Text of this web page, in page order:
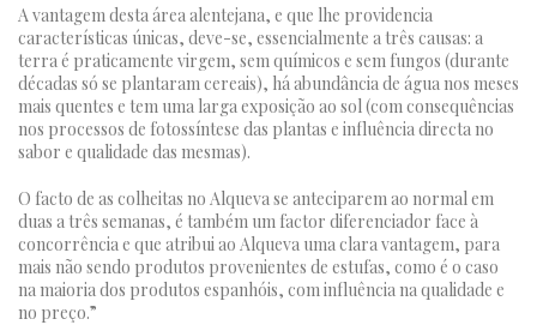
A vantagem desta área alentejana, e que lhe providencia
características únicas, deve-se, essencialmente a três causas: a
terra é praticamente virgem, sem químicos e sem fungos (durante
décadas só se plantaram cereais), há abundância de água nos meses
mais quentes e tem uma larga exposição ao sol (com consequências
nos processos de fotossíntese das plantas e influência directa no
sabor e qualidade das mesmas).
O facto de as colheitas no Alqueva se anteciparem ao normal em
duas a três semanas, é também um factor diferenciador face à
concorrência e que atribui ao Alqueva uma clara vantagem, para
mais não sendo produtos provenientes de estufas, como é o caso
na maioria dos produtos espanhóis, com influência na qualidade e
no preço.”